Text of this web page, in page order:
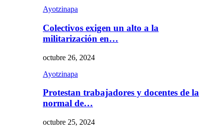
Ayotzinapa
Colectivos exigen un alto a la
militarización en…
octubre 26, 2024
Ayotzinapa
Protestan trabajadores y docentes de la
normal de…
octubre 25, 2024